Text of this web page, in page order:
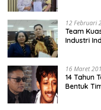
12 Februari
Team
Industri
16 Maret
14 Tahun
Bentuk